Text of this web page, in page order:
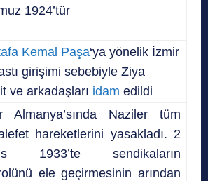
1924’tür
Kemal Paşa‘ya yönelik İzmir
girişimi sebebiyle Ziya
ve arkadaşları idam edildi
Almanya’sında Naziler tüm
hareketlerini yasakladı. 2
1933’te sendikaların
ele geçirmesinin arından